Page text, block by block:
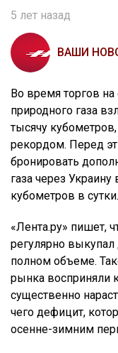
5 лет назад
ВАШИ
Во время торгов
природного газа
тысячу
рекордом. Перед
бронировать
газа через
кубометров в сутки.
«Лента.ру» пишет,
регулярно
полном объеме.
рынка восприняли
существенно
чего дефицит,
осенне-зимним